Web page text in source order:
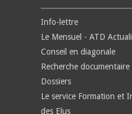
Info-lettre
Le Mensuel - ATD
Conseil en diagonale
Recherche documentaire
Dossiers
Le service Formation et
des Elus